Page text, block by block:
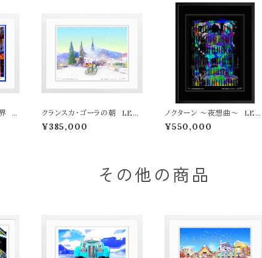
界 L
特
クランスカ・ゴーラの朝 LEO
N TERASHIMA版画作品77
作限定（オンライン限定特典付
¥385,000
ノクターン ～夜想曲～ LEO
N TERASHIMA版画作品7作
限定（オンライン限定特典付き
¥550,000
その他の商品